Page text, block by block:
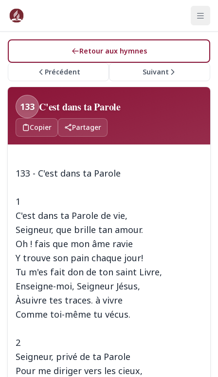
Retour aux hymnes
Précédent Suivant
133 C'est dans ta Parole
Copier Partager
133 - C'est dans ta Parole
1
C'est dans ta Parole de vie,
Seigneur, que brille tan amour.
Oh ! fais que mon âme ravie
Y trouve son pain chaque jour!
Tu m'es fait don de ton saint Livre,
Enseigne-moi, Seigneur Jésus,
Àsuivre tes traces. à vivre
Comme toi-même tu vécus.
2
Seigneur, privé de ta Parole
Pour me diriger vers les cieux,